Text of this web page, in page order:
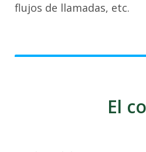
flujos de llamadas, etc.
El